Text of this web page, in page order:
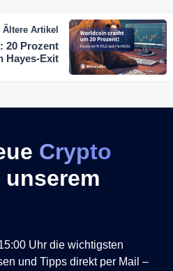
Ältere Artikel
20 Prozent
Hayes‑Exit
Crypto
unserem
Uhr die wichtigsten
und Tipps direkt per Mail –